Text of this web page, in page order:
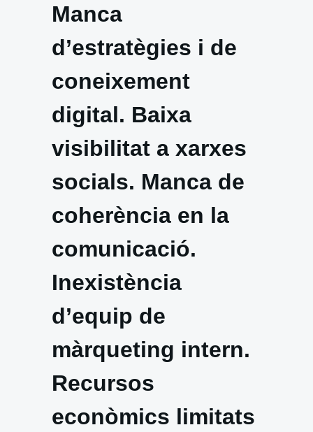
Manca
d’estratègies i de
coneixement
digital. Baixa
visibilitat a xarxes
socials. Manca de
coherència en la
comunicació.
Inexistència
d’equip de
màrqueting intern.
Recursos
econòmics limitats